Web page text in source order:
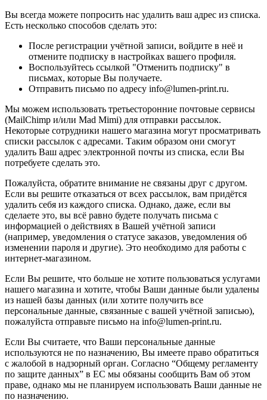
Вы всегда можете попросить нас удалить ваш адрес из списка.
Есть несколько способов сделать это:
После регистрации учётной записи, войдите в неё и
отмените подписку в настройках вашего профиля.
Воспользуйтесь ссылкой "Отменить подписку" в
письмах, которые Вы получаете.
Отправить письмо по адресу info@lumen-print.ru.
Мы можем использовать третьесторонние почтовые сервисы
(MailChimp и/или Mad Mimi) для отправки рассылок.
Некоторые сотрудники нашего магазина могут просматривать
списки рассылок с адресами. Таким образом они смогут
удалить Ваш адрес электронной почты из списка, если Вы
потребуете сделать это.
Пожалуйста, обратите внимание не связаны друг с другом.
Если вы решите отказаться от всех рассылок, вам придётся
удалить себя из каждого списка. Однако, даже, если вы
сделаете это, вы всё равно будете получать письма с
информацией о действиях в Вашей учётной записи
(например, уведомления о статусе заказов, уведомления об
изменении пароля и другие). Это необходимо для работы с
интернет-магазином.
Если Вы решите, что больше не хотите пользоваться услугами
нашего магазина и хотите, чтобы Ваши данные были удалены
из нашей базы данных (или хотите получить все
персональные данные, связанные с вашей учётной записью),
пожалуйста отправьте письмо на info@lumen-print.ru.
Если Вы считаете, что Ваши персональные данные
используются не по назначению, Вы имеете право обратиться
с жалобой в надзорный орган. Согласно “Общему регламенту
по защите данных” в ЕС мы обязаны сообщить Вам об этом
праве, однако мы не планируем использовать Ваши данные не
по назначению.